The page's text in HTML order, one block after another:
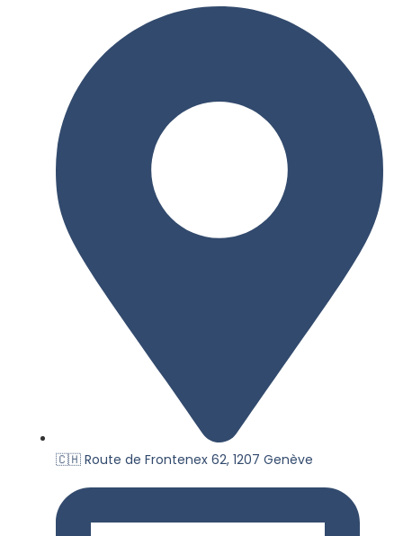
🇨🇭 Route de Frontenex 62, 1207 Genève